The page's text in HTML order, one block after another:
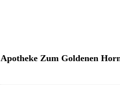
Apotheke Zum Goldenen